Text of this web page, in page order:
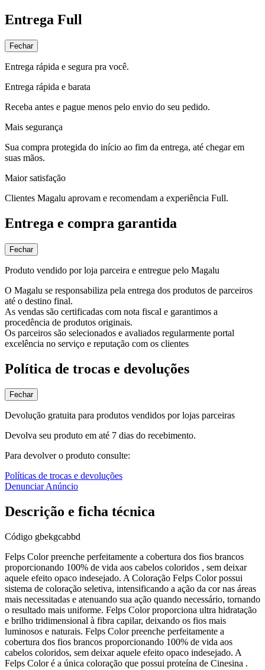
Entrega Full
Fechar
Entrega rápida e segura pra você.
Entrega rápida e barata
Receba antes e pague menos pelo envio do seu pedido.
Mais segurança
Sua compra protegida do início ao fim da entrega, até chegar em
suas mãos.
Maior satisfação
Clientes Magalu aprovam e recomendam a experiência Full.
Entrega e compra garantida
Fechar
Produto vendido por loja parceira e entregue pelo Magalu
O Magalu se responsabiliza pela entrega dos produtos de parceiros
até o destino final.
As vendas são certificadas com nota fiscal e garantimos a
procedência de produtos originais.
Os parceiros são selecionados e avaliados regularmente portal
excelência no serviço e reputação com os clientes
Política de trocas e devoluções
Fechar
Devolução gratuita para produtos vendidos por lojas parceiras
Devolva seu produto em até 7 dias do recebimento.
Para devolver o produto consulte:
Políticas de trocas e devoluções
Denunciar Anúncio
Descrição e ficha técnica
Código gbekgcabbd
Felps Color preenche perfeitamente a cobertura dos fios brancos
proporcionando 100% de vida aos cabelos coloridos , sem deixar
aquele efeito opaco indesejado. A Coloração Felps Color possui
sistema de coloração seletiva, intensificando a ação da cor nas áreas
mais necessitadas e atenuando sua ação quando necessário, tornando
o resultado mais uniforme. Felps Color proporciona ultra hidratação
e brilho tridimensional à fibra capilar, deixando os fios mais
luminosos e naturais. Felps Color preenche perfeitamente a
cobertura dos fios brancos proporcionando 100% de vida aos
cabelos coloridos, sem deixar aquele efeito opaco indesejado. A
Felps Color é a única coloração que possui proteína de Cinesina .